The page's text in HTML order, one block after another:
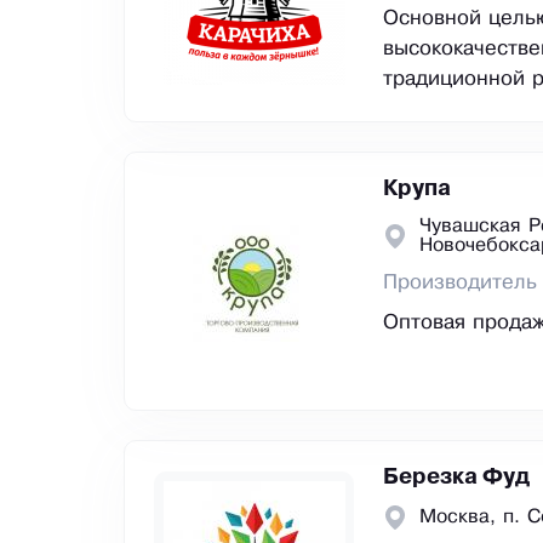
Основной
традиционной
Крупа
Чувашская
Оптовая
Березка Фуд
Москва, п.